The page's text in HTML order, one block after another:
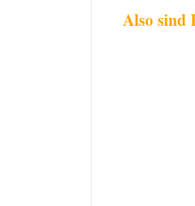
Also sind